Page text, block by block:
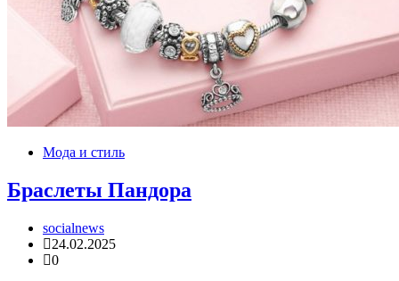
Мода и стиль
Браслеты Пандора
socialnews
24.02.2025
0